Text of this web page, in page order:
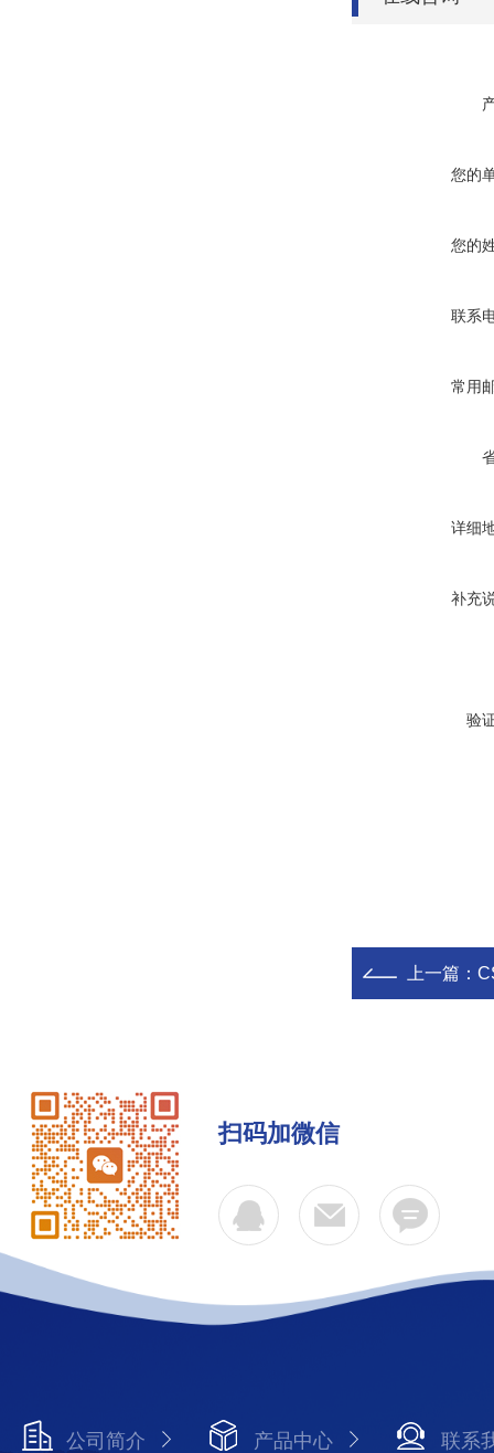
您的
您的
联系
常用
详细
补充
验
上一篇：
扫码加微信
公司简介 产品中心 联系